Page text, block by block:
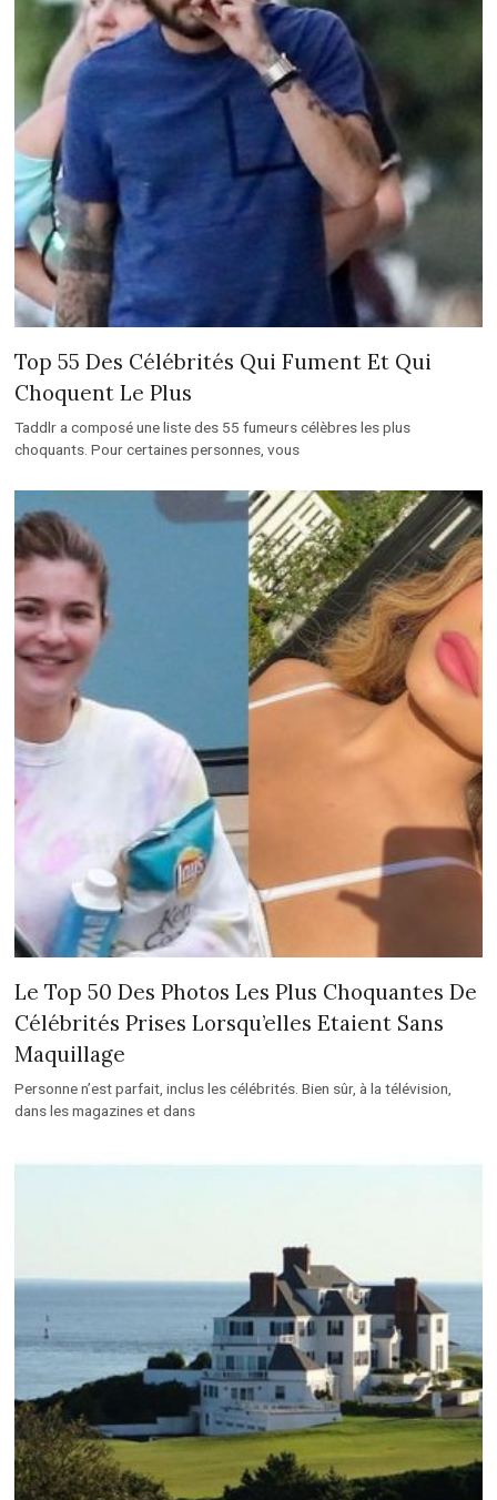
Top 55 Des Célébrités Qui Fument Et Qui
Choquent Le Plus
Taddlr a composé une liste des 55 fumeurs célèbres les plus
choquants. Pour certaines personnes, vous
Le Top 50 Des Photos Les Plus Choquantes De
Célébrités Prises Lorsqu’elles Etaient Sans
Maquillage
Personne n’est parfait, inclus les célébrités. Bien sûr, à la télévision,
dans les magazines et dans